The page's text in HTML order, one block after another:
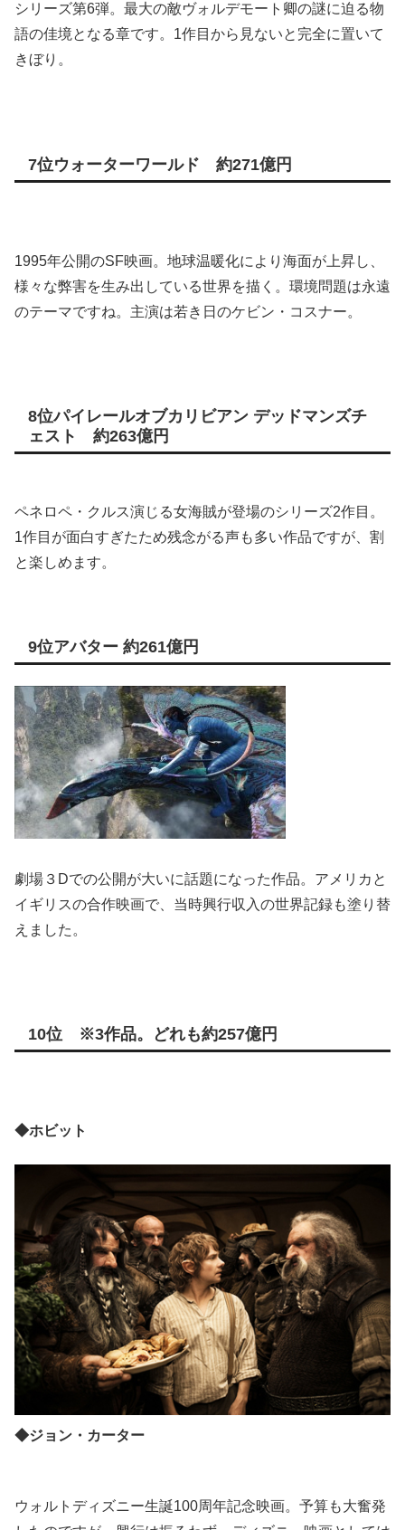
シリーズ第6弾。最大の敵ヴォルデモート卿の謎に迫る物
語の佳境となる章です。1作目から見ないと完全に置いて
きぼり。
7位ウォーターワールド 約271億円
1995年公開のSF映画。地球温暖化により海面が上昇し、
様々な弊害を生み出している世界を描く。環境問題は永遠
のテーマですね。主演は若き日のケビン・コスナー。
8位パイレールオブカリビアン デッドマンズチ
ェスト 約263億円
ペネロペ・クルス演じる女海賊が登場のシリーズ2作目。
1作目が面白すぎたため残念がる声も多い作品ですが、割
と楽しめます。
9位アバター 約261億円
劇場３Dでの公開が大いに話題になった作品。アメリカと
イギリスの合作映画で、当時興行収入の世界記録も塗り替
えました。
10位 ※3作品。どれも約257億円
◆ホビット
◆ジョン・カーター
ウォルトディズニー生誕100周年記念映画。予算も大奮発